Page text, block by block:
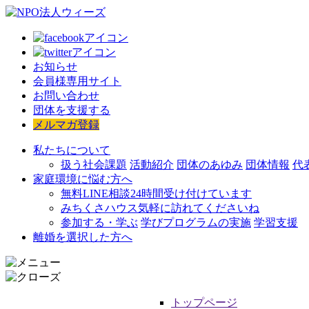
お知らせ
会員様専用サイト
お問い合わせ
団体を支援する
メルマガ登録
私たちについて
扱う社会課題 活動紹介 団体のあゆみ 団体情報 代
家庭環境に悩む方へ
無料LINE相談24時間受け付けています
みちくさハウス気軽に訪れてくださいね
参加する・学ぶ 学びプログラムの実施 学習支援
離婚を選択した方へ
トップページ